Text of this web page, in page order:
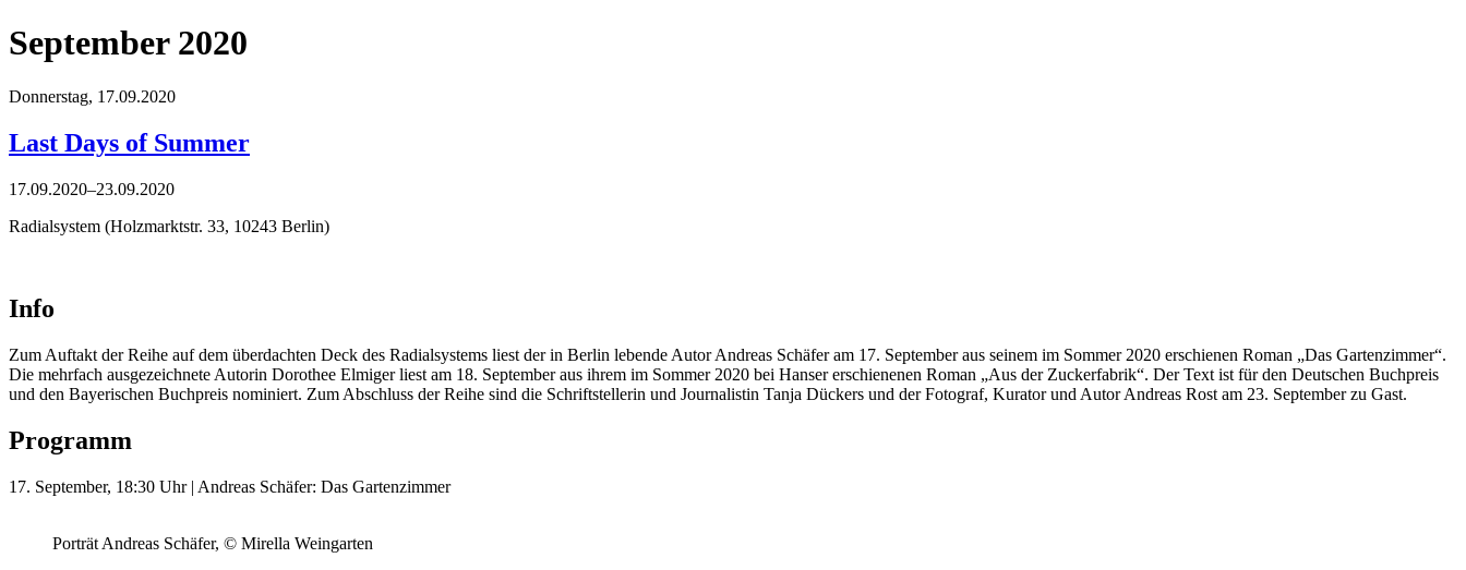
September 2020
Donnerstag, 17.09.2020
Last Days of Summer
17.09.2020–23.09.2020
Radialsystem (Holzmarktstr. 33, 10243 Berlin)
Info
Zum Auftakt der Reihe auf dem überdachten Deck des Radialsystems liest der in Berlin lebende Autor Andreas Schäfer am 17. September aus seinem im Sommer 2020 erschienen Roman „Das Gartenzimmer“.
Die mehrfach ausgezeichnete Autorin Dorothee Elmiger liest am 18. September aus ihrem im Sommer 2020 bei Hanser erschienenen Roman „Aus der Zuckerfabrik“. Der Text ist für den Deutschen Buchpreis
und den Bayerischen Buchpreis nominiert. Zum Abschluss der Reihe sind die Schriftstellerin und Journalistin Tanja Dückers und der Fotograf, Kurator und Autor Andreas Rost am 23. September zu Gast.
Programm
17. September, 18:30 Uhr | Andreas Schäfer: Das Gartenzimmer
Porträt Andreas Schäfer, © Mirella Weingarten